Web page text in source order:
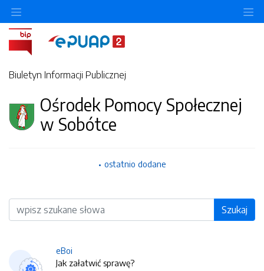
Biuletyn Informacji Publicznej
Ośrodek Pomocy Społecznej
w Sobótce
ostatnio dodane
Wyszukiwarka Szukaj
eBoi
Jak załatwić sprawę?